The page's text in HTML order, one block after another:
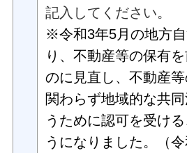
記入してください。
※令和3年5月の地方
り、不動産等の保有
のに見直し、不動産
関わらず地域的な共
うために認可を受け
うになりました。（